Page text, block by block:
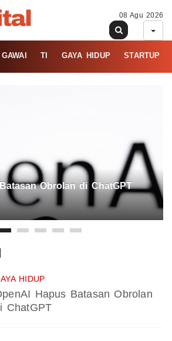
08 Agu 2026
GAWAI TI GAYA HIDUP STARTUP
Obrolan di ChatGPT
HIDUP
Hapus Batasan Obrolan
ChatGPT